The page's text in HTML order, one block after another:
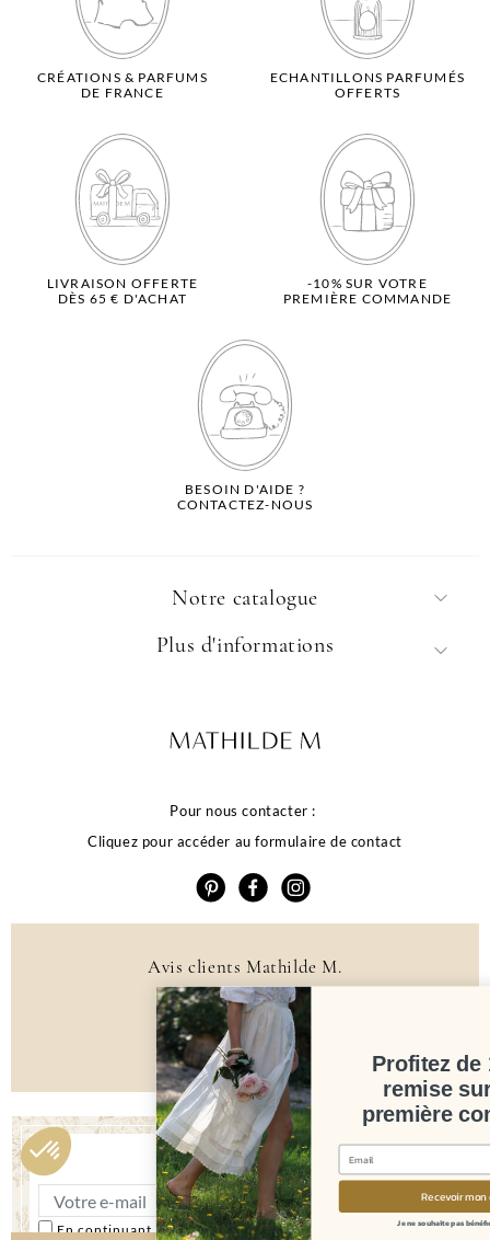
CRÉATIONS & PARFUMS
DE FRANCE
ECHANTILLONS PARFUMÉS
OFFERTS
LIVRAISON OFFERTE
DÈS 65 € D'ACHAT
-10% SUR VOTRE
PREMIÈRE COMMANDE
BESOIN D'AIDE ?
CONTACTEZ-NOUS
Notre catalogue
Pour nous contacter :
Cliquez pour accéder au formulaire de contact
Plus d'informations
Avis clients Mathilde M.
4.6 /5
384 avis
Newsletter
En continuant, vous acceptez les conditions générales et la
Profitez de 10% de
remise sur votre
première commande
Recevoir mon code
Je ne souhaite pas bénéficier de l'offre